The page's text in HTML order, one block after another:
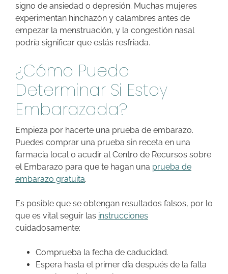
signo de ansiedad o depresión. Muchas mujeres
experimentan hinchazón y calambres antes de
empezar la menstruación, y la congestión nasal
podría significar que estás resfriada.
¿Cómo Puedo
Determinar Si Estoy
Embarazada?
Empieza por hacerte una prueba de embarazo.
Puedes comprar una prueba sin receta en una
farmacia local o acudir al Centro de Recursos sobre
el Embarazo para que te hagan una prueba de
embarazo gratuita.
Es posible que se obtengan resultados falsos, por lo
que es vital seguir las instrucciones
cuidadosamente:
Comprueba la fecha de caducidad.
Espera hasta el primer día después de la falta